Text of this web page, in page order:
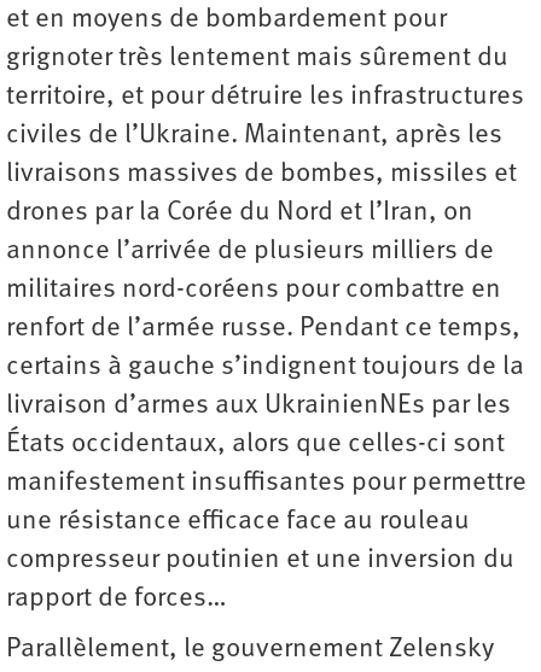
et en moyens de bombardement pour
grignoter très lentement mais sûrement du
territoire, et pour détruire les infrastructures
civiles de l’Ukraine. Maintenant, après les
livraisons massives de bombes, missiles et
drones par la Corée du Nord et l’Iran, on
annonce l’arrivée de plusieurs milliers de
militaires nord-coréens pour combattre en
renfort de l’armée russe. Pendant ce temps,
certains à gauche s’indignent toujours de la
livraison d’armes aux UkrainienNEs par les
États occidentaux, alors que celles-ci sont
manifestement insuffisantes pour permettre
une résistance efficace face au rouleau
compresseur poutinien et une inversion du
rapport de forces…
Parallèlement, le gouvernement Zelensky